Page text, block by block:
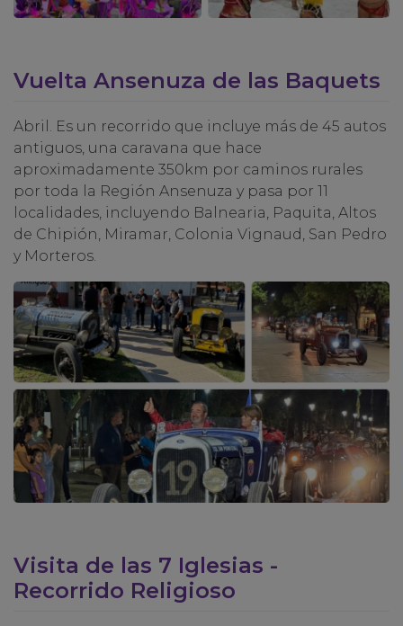
Vuelta Ansenuza de las Baquets
Abril. Es un recorrido que incluye más de 45 autos
antiguos, una caravana que hace
aproximadamente 350km por caminos rurales
por toda la Región Ansenuza y pasa por 11
localidades, incluyendo Balnearia, Paquita, Altos
de Chipión, Miramar, Colonia Vignaud, San Pedro
y Morteros.
Visita de las 7 Iglesias -
Recorrido Religioso